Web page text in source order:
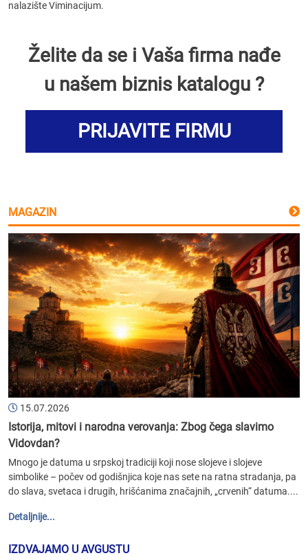
nalazište Viminacijum.
Želite da se i Vaša firma nađe
u našem biznis katalogu ?
PRIJAVITE FIRMU
MAGAZIN
15.07.2026
Istorija, mitovi i narodna verovanja: Zbog čega slavimo
Vidovdan?
Mnogo je datuma u srpskoj tradiciji koji nose slojeve i slojeve
simbolike – počev od godišnjica koje nas sete na ratna stradanja, pa
do slava, svetaca i drugih, hrišćanima značajnih, „crvenih“ datuma....
Detaljnije...
IZDVAJAMO U AVGUSTU